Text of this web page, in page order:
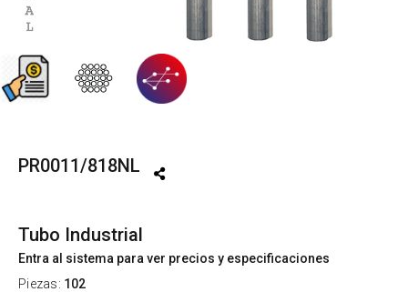
PR0011/818NL
Tubo Industrial
Entra al sistema para ver precios y especificaciones
Piezas: 102